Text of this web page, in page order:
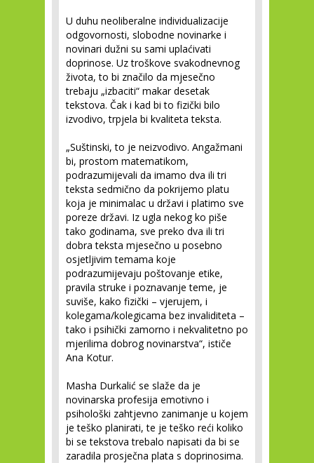
U duhu neoliberalne individualizacije
odgovornosti, slobodne novinarke i
novinari dužni su sami uplaćivati
doprinose. Uz troškove svakodnevnog
života, to bi značilo da mjesečno
trebaju „izbaciti“ makar desetak
tekstova. Čak i kad bi to fizički bilo
izvodivo, trpjela bi kvaliteta teksta.
„Suštinski, to je neizvodivo. Angažmani
bi, prostom matematikom,
podrazumijevali da imamo dva ili tri
teksta sedmično da pokrijemo platu
koja je minimalac u državi i platimo sve
poreze državi. Iz ugla nekog ko piše
tako godinama, sve preko dva ili tri
dobra teksta mjesečno u posebno
osjetljivim temama koje
podrazumijevaju poštovanje etike,
pravila struke i poznavanje teme, je
suviše, kako fizički – vjerujem, i
kolegama/kolegicama bez invaliditeta –
tako i psihički zamorno i nekvalitetno po
mjerilima dobrog novinarstva“, ističe
Ana Kotur.
Masha Durkalić se slaže da je
novinarska profesija emotivno i
psihološki zahtjevno zanimanje u kojem
je teško planirati, te je teško reći koliko
bi se tekstova trebalo napisati da bi se
zaradila prosječna plata s doprinosima.